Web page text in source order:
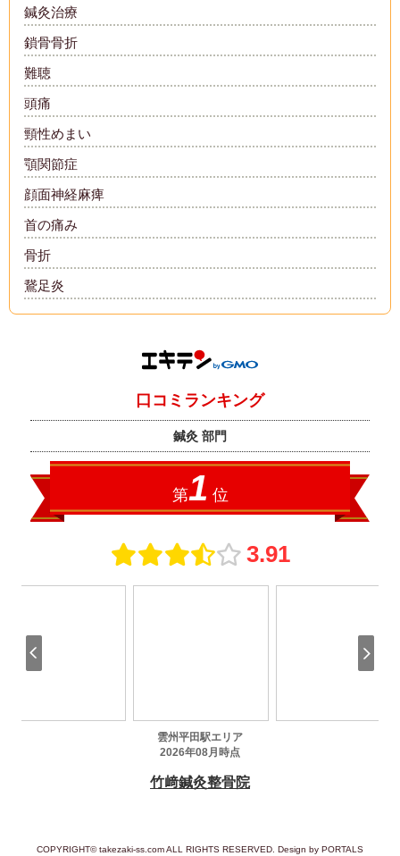
鍼灸治療
鎖骨骨折
難聴
頭痛
頸性めまい
顎関節症
顔面神経麻痺
首の痛み
骨折
鵞足炎
COPYRIGHT© takezaki-ss.com ALL RIGHTS RESERVED. Design by PORTALS